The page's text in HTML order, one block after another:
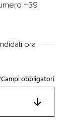
+39
ora
obbligatori